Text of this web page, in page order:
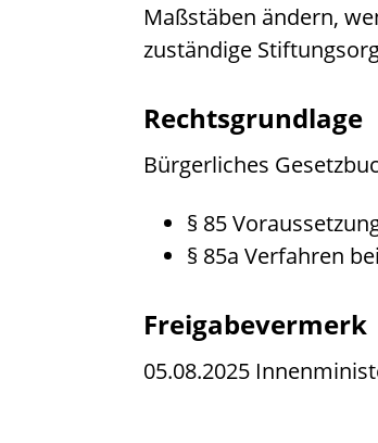
Maßstäben ändern,
zuständige
Rechtsgrundlage
Bürgerliches
§ 85
§ 85a Verfahren
Freigabevermerk
05.08.2025